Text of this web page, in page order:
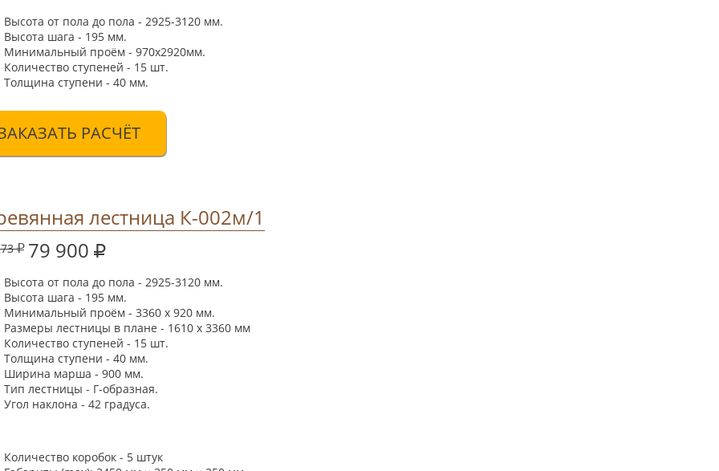
Высота от пола до пола - 2925-3120 мм.
Высота шага - 195 мм.
Минимальный проём - 970х2920мм.
Количество ступеней - 15 шт.
Толщина ступени - 40 мм.
РАСЧЁТ
лестница К-002м/1
79 900
Высота от пола до пола - 2925-3120 мм.
Высота шага - 195 мм.
Минимальный проём - 3360 х 920 мм.
Размеры лестницы в плане - 1610 х 3360 мм
Количество ступеней - 15 шт.
Толщина ступени - 40 мм.
Ширина марша - 900 мм.
Тип лестницы - Г-образная.
Угол наклона - 42 градуса.
Количество коробок - 5 штук